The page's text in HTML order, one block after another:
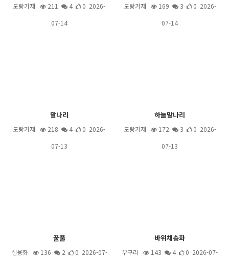
도랑가재 211 4
0 2026-
07-14
도랑가재 169 3
0 2026-
07-14
말나리
도랑가재 218 4
0 2026-
07-13
하늘말나리
도랑가재 172 3
0 2026-
07-13
꿀풀
설용화 136 2
0 2026-07-
바위채송화
우구리 143 4
0 2026-07-